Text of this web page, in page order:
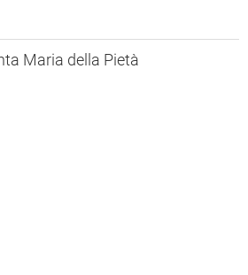
Maria della Pietà